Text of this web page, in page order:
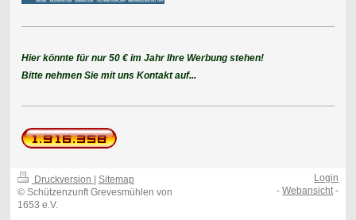
Hier könnte für nur 50 € im Jahr Ihre Werbung stehen!
Bitte nehmen Sie mit uns Kontakt auf...
Druckversion
Sitemap
© Schützenzunft Grevesmühlen von
1653 e.V.
Login
-Webansicht-